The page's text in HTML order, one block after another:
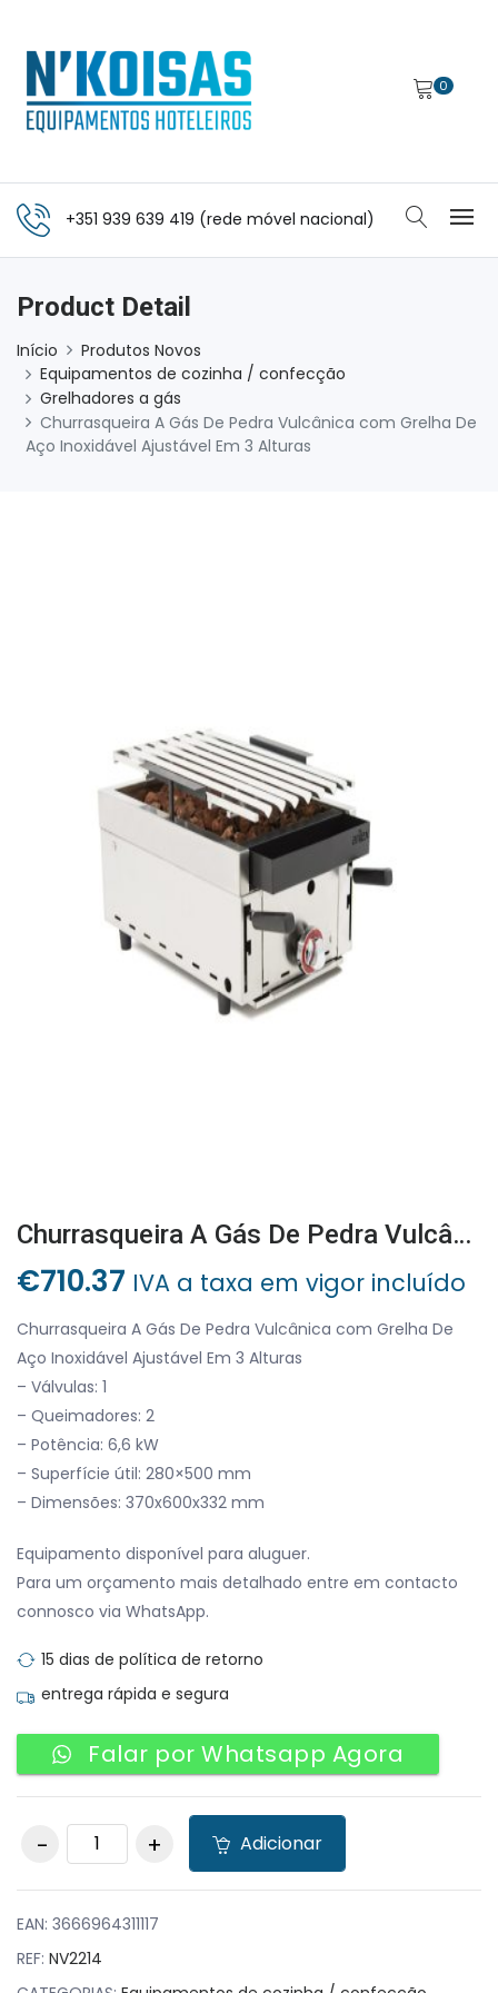
0
+351 939 639 419 (rede móvel nacional)
Product Detail
Início
Produtos Novos
Equipamentos de cozinha / confecção
Grelhadores a gás
Churrasqueira A Gás De Pedra Vulcânica com Grelha De
Aço Inoxidável Ajustável Em 3 Alturas
Churrasqueira A Gás De Pedra Vulcânica Com Grelha De Aço Inoxidável Ajustável Em 3 Alturas
€710.37 IVA a taxa em vigor incluído
Churrasqueira A Gás De Pedra Vulcânica com Grelha De
Aço Inoxidável Ajustável Em 3 Alturas
– Válvulas: 1
– Queimadores: 2
– Potência: 6,6 kW
– Superfície útil: 280×500 mm
– Dimensões: 370x600x332 mm
Equipamento disponível para aluguer.
Para um orçamento mais detalhado entre em contacto
connosco via WhatsApp.
15 dias de política de retorno
entrega rápida e segura
Falar por Whatsapp Agora
Churrasqueira A Gás
De Pedra Vulcânica
Em 3 Alturas
quantity
Adicionar
EAN: 3666964311117
REF: NV2214